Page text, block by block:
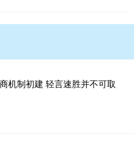
机制初建 轻言速胜并不可取